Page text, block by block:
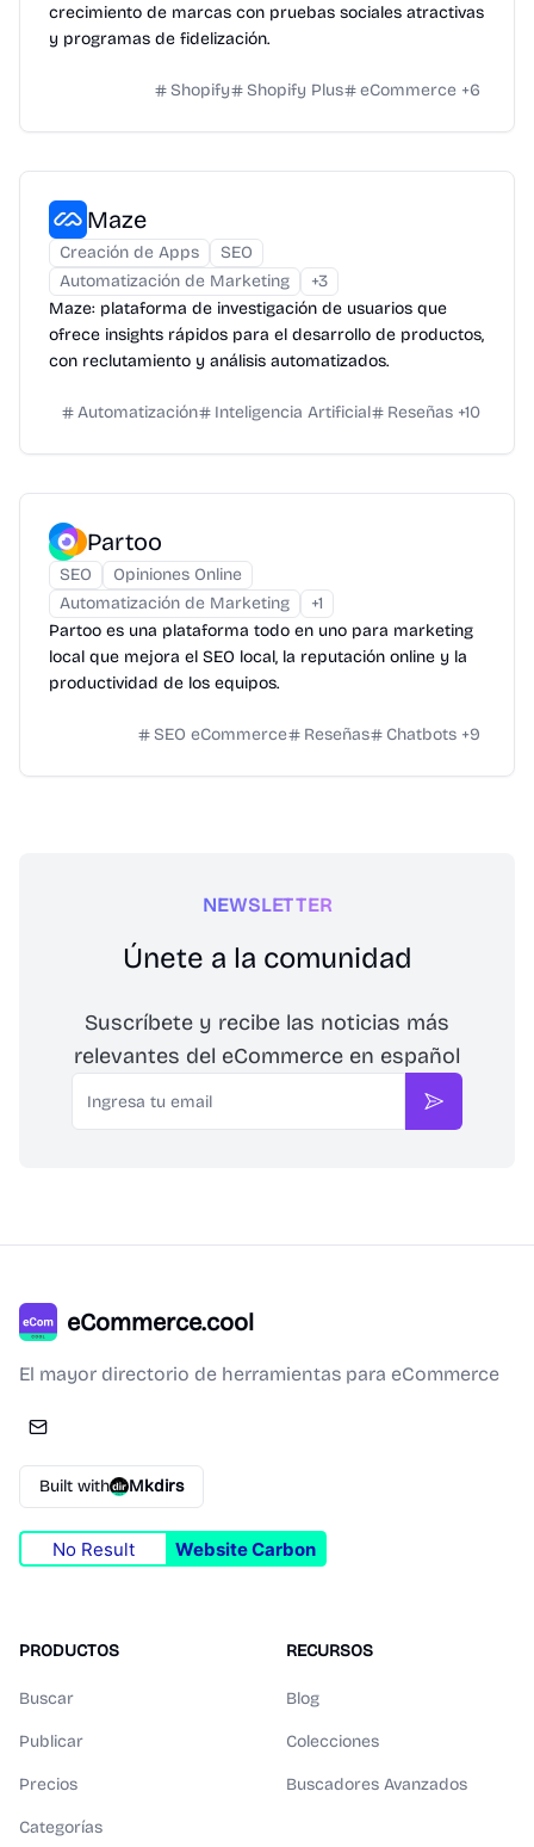
crecimiento de marcas con pruebas sociales atractivas
y programas de fidelización.
Shopify Shopify Plus eCommerce +6
Maze
Creación de Apps
SEO
Automatización de Marketing
+3
Maze: plataforma de investigación de usuarios que
ofrece insights rápidos para el desarrollo de productos,
con reclutamiento y análisis automatizados.
Automatización Inteligencia Artificial Reseñas +10
Partoo
SEO
Opiniones Online
Automatización de Marketing
+1
Partoo es una plataforma todo en uno para marketing
local que mejora el SEO local, la reputación online y la
productividad de los equipos.
SEO eCommerce Reseñas Chatbots +9
NEWSLETTER
Únete a la comunidad
Suscríbete y recibe las noticias más
relevantes del eCommerce en español
Email
Suscribirse
eCommerce.cool
El mayor directorio de herramientas para eCommerce
Built with Mkdirs
No Result Website Carbon
PRODUCTOS
Buscar
Publicar
Precios
Categorías
RECURSOS
Blog
Colecciones
Buscadores Avanzados